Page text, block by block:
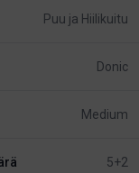
Puu ja Hiilikuitu
Donic
Medium
5+2